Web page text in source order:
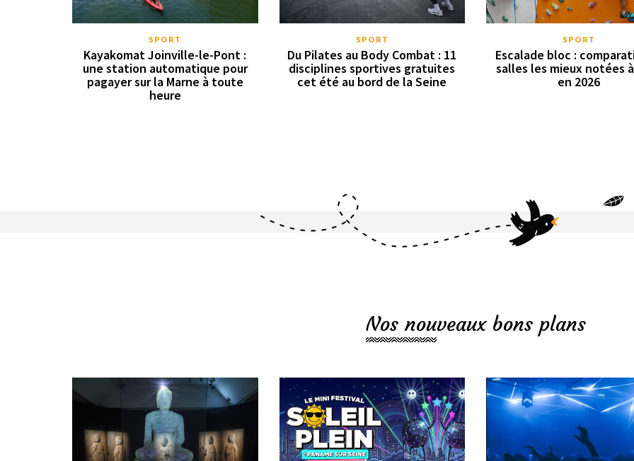
SPORT
Kayakomat Joinville-le-Pont :
une station automatique pour
pagayer sur la Marne à toute
heure
SPORT
Du Pilates au Body Combat : 11
disciplines sportives gratuites
cet été au bord de la Seine
SPORT
Escalade bloc :
salles les mieux notées
en 2026
Nos nouveaux bons plans